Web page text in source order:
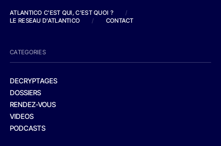
ATLANTICO C'EST QUI, C'EST QUOI ?
/
LE RESEAU D'ATLANTICO
/ CONTACT
CATEGORIES
DECRYPTAGES
DOSSIERS
RENDEZ-VOUS
VIDEOS
PODCASTS